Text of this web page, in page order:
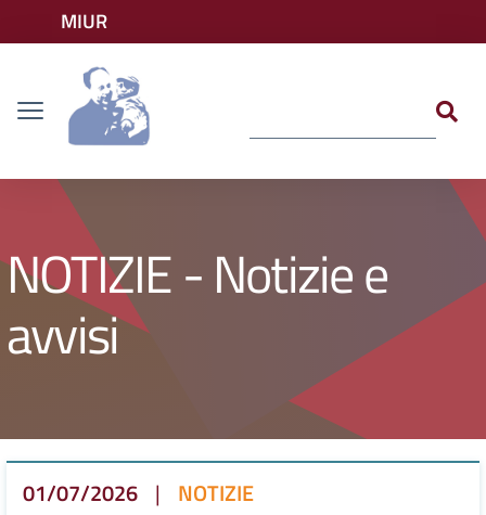
Vai ai contenuti
Vai al menu di navigazione
Vai al footer
MIUR
NOTIZIE - Notizie e
avvisi
01/07/2026 | NOTIZIE